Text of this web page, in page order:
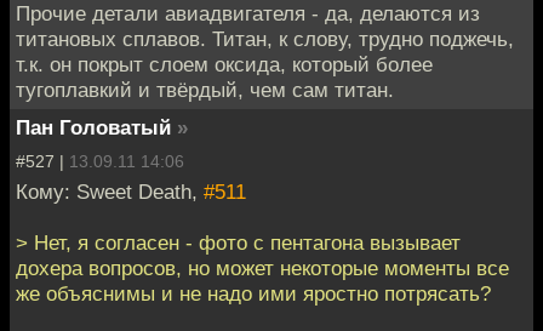
Прочие детали авиадвигателя - да, делаются из
титановых сплавов. Титан, к слову, трудно поджечь,
т.к. он покрыт слоем оксида, который более
тугоплавкий и твёрдый, чем сам титан.
Пан Головатый »
#527 | 13.09.11 14:06
Кому: Sweet Death, #511
> Нет, я согласен - фото с пентагона вызывает
дохера вопросов, но может некоторые моменты все
же объяснимы и не надо ими яростно потрясать?